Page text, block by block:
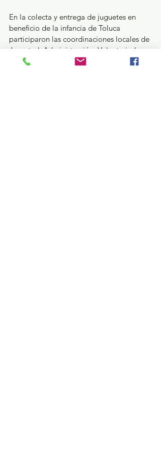
En la colecta y entrega de juguetes en
beneficio de la infancia de Toluca
participaron las coordinaciones locales de
Juventud, Administración, Voluntariado y
Veteranos.